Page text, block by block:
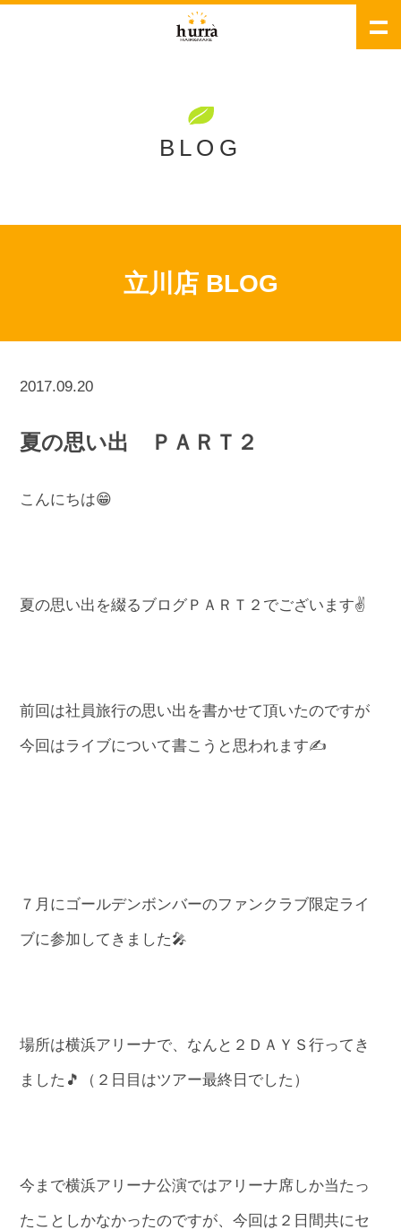
BLOG
立川店 BLOG
2017.09.20
夏の思い出 ＰＡＲＴ２
こんにちは😁
夏の思い出を綴るブログＰＡＲＴ２でございます✌
前回は社員旅行の思い出を書かせて頂いたのですが
今回はライブについて書こうと思われます✍
７月にゴールデンボンバーのファンクラブ限定ライ
ブに参加してきました🎤
場所は横浜アリーナで、なんと２ＤＡＹＳ行ってき
ました🎵（２日目はツアー最終日でした）
今まで横浜アリーナ公演ではアリーナ席しか当たっ
たことしかなかったのですが、今回は２日間共にセ